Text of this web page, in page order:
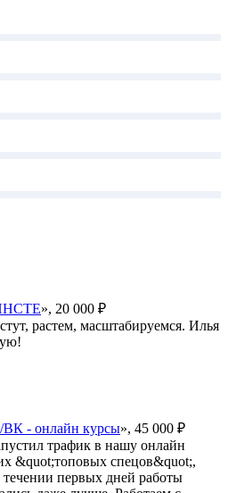
», 20 000 ₽
растем, масштабируемся. Илья
- онлайн курсы», 45 000 ₽
трафик в нашу онлайн
&quot;топовых спецов&quot;,
первых дней работы